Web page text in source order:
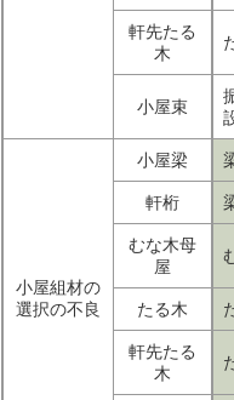
軒先たる
木
小屋束
小屋組材の
選択の不良
小屋梁
軒桁
むな木母
屋
たる木
軒先たる
木